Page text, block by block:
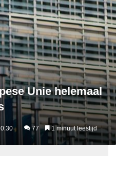
Unie helemaal
77 1 minuut leestijd